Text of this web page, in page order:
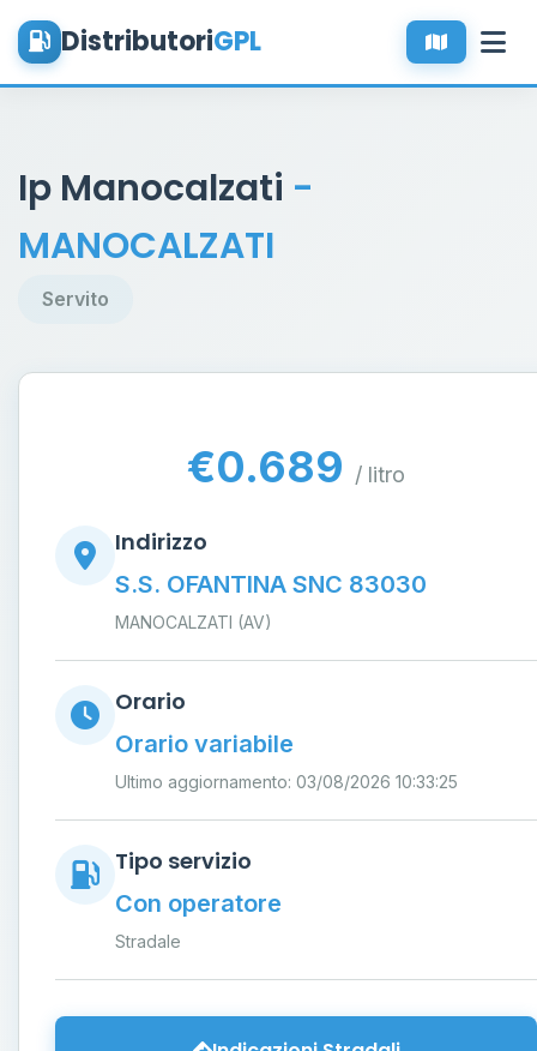
DistributoriGPL
Ip Manocalzati -
MANOCALZATI
Servito
€0.689 / litro
Indirizzo
S.S. OFANTINA SNC 83030
MANOCALZATI (AV)
Orario
Orario variabile
Ultimo aggiornamento: 03/08/2026 10:33:25
Tipo servizio
Con operatore
Stradale